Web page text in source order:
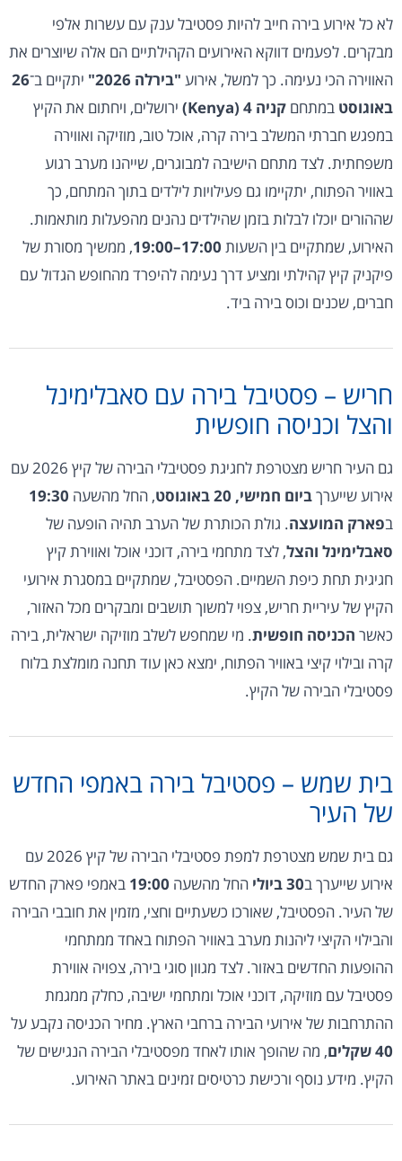
לא כל אירוע בירה חייב להיות פסטיבל ענק עם עשרות אלפי
מבקרים. לפעמים דווקא האירועים הקהילתיים הם אלה שיוצרים את
האווירה הכי נעימה. כך למשל, אירוע "בירלה 2026" יתקיים ב־26
באוגוסט במתחם קניה 4 (Kenya)
ירושלים, ויחתום את הקיץ
במפגש חברתי המשלב בירה קרה, אוכל טוב, מוזיקה ואווירה
משפחתית. לצד מתחם הישיבה למבוגרים, שייהנו מערב רגוע
באוויר הפתוח, יתקיימו גם פעילויות לילדים בתוך המתחם, כך
שההורים יוכלו לבלות בזמן שהילדים נהנים מהפעלות מותאמות.
האירוע, שמתקיים בין השעות 17:00–19:00
, ממשיך מסורת של
פיקניק קיץ קהילתי ומציע דרך נעימה להיפרד מהחופש הגדול עם
חברים, שכנים וכוס בירה ביד.
חריש – פסטיבל בירה עם סאבלימינל
והצל וכניסה חופשית
גם העיר חריש מצטרפת לחגיגת פסטיבלי הבירה של קיץ 2026 עם
אירוע שייערךביום חמישי, 20 באוגוסט , החל מהשעה 19:30
בפארק המועצה. גולת הכותרת של הערב תהיה הופעה של
סאבלימינל והצל, לצד מתחמי בירה, דוכני אוכל ואווירת קיץ
חגיגית תחת כיפת השמיים. הפסטיבל, שמתקיים במסגרת אירועי
הקיץ של עיריית חריש, צפוי למשוך תושבים ומבקרים מכל האזור,
כאשר הכניסה חופשית. מי שמחפש לשלב מוזיקה ישראלית, בירה
קרה ובילוי קיצי באוויר הפתוח, ימצא כאן עוד תחנה מומלצת בלוח
פסטיבלי הבירה של הקיץ.
בית שמש – פסטיבל בירה באמפי החדש
של העיר
גם בית שמש מצטרפת למפת פסטיבלי הבירה של קיץ 2026 עם
אירוע שייערך ב30 ביולי החל מהשעה 19:00 באמפי פארק החדש
של העיר. הפסטיבל, שאורכו כשעתיים וחצי, מזמין את חובבי הבירה
והבילוי הקיצי ליהנות מערב באוויר הפתוח באחד ממתחמי
ההופעות החדשים באזור. לצד מגוון סוגי בירה, צפויה אווירת
פסטיבל עם מוזיקה, דוכני אוכל ומתחמי ישיבה, כחלק ממגמת
ההתרחבות של אירועי הבירה ברחבי הארץ. מחיר הכניסה נקבע על
40 שקלים
, מה שהופך אותו לאחד מפסטיבלי הבירה הנגישים של
הקיץ. מידע נוסף ורכישת כרטיסים זמינים באתר האירוע.